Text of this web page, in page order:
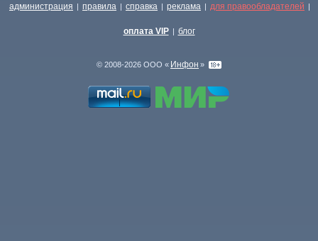
администрация | правила | справка | реклама | для правообладателей |
оплата VIP | блог
© 2008-2026 ООО « Инфон »